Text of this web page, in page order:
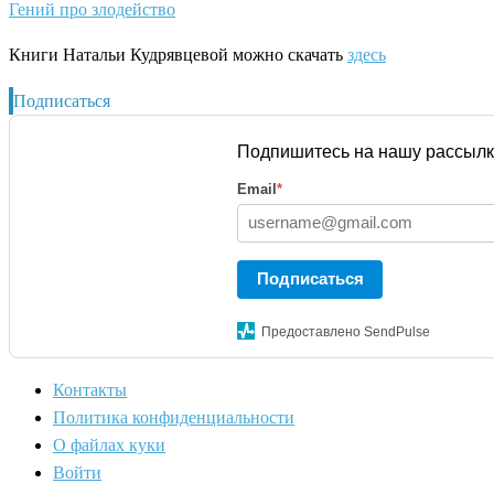
Гений про злодейство
Книги Натальи Кудрявцевой можно скачать здесь
Подписаться
Подпишитесь на нашу
Email*
Подписаться
Предоставлено SendPulse
Контакты
Политика конфиденциальности
О файлах куки
Войти